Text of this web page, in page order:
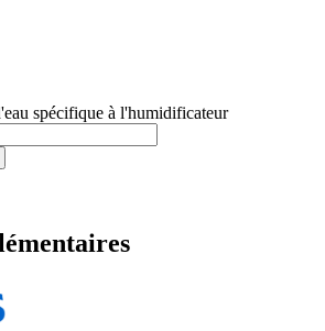
spécifique à l'humidificateur